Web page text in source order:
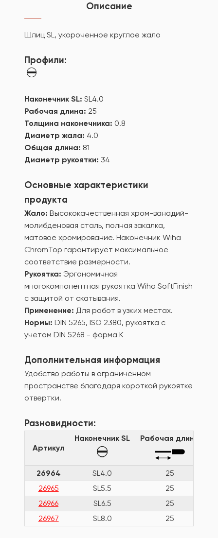
Описание
Шлиц SL, укороченное круглое жало
Профили:
Наконечник SL: SL4.0
Рабочая длина: 25
Толщина наконечника: 0.8
Диаметр жала: 4.0
Общая длина: 81
Диаметр рукоятки: 34
Основные характеристики
продукта
Жало: Высококачественная хром-ванадий-
молибденовая сталь, полная закалка,
матовое хромирование. Наконечник Wiha
ChromTop гарантирует максимальное
соответствие размерности.
Рукоятка: Эргономичная
многокомпонентная рукоятка Wiha SoftFinish
с защитой от скатывания.
Применение: Для работ в узких местах.
Нормы: DIN 5265, ISO 2380, рукоятка с
учетом DIN 5268 - форма K
Дополнительная информация
Удобство работы в ограниченном
пространстве благодаря короткой рукоятке
отвертки.
Разновидности:
Артикул
Наконечник SL Рабочая длина
26964 SL4.0
25
26965
SL5.5
25
26966
SL6.5
25
26967
SL8.0 25